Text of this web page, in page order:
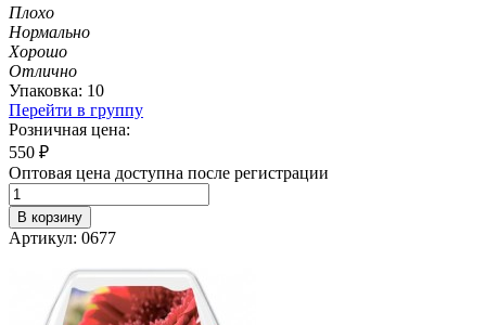
Плохо
Нормально
Хорошо
Отлично
Упаковка: 10
Перейти в группу
Розничная цена:
550 ₽
Оптовая цена доступна после регистрации
В корзину
Артикул: 0677